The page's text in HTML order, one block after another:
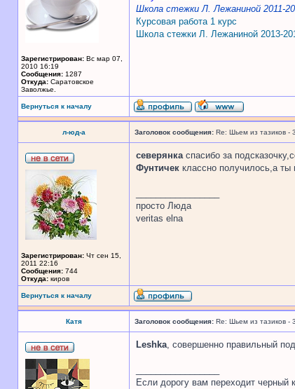
Зарегистрирован: Вс мар 07,
2010 16:19
Сообщения: 1287
Откуда: Саратовское
Заволжье.
Школа стежки Л. Лежаниной 2011-
Курсовая работа 1 курс
Школа стежки Л. Лежаниной 2013-
Вернуться к началу
л-юд-а Заголовок сообщения: Re: Шьем из тазиков - 3
Зарегистрирован: Чт сен 15,
2011 22:16
Сообщения: 744
Откуда: киров
северянкаспасибо за
Фунтичек классно получилось,а ты
просто Люда
veritas elna
Вернуться к началу
Катя Заголовок сообщения: Re: Шьем из тазиков - 3
Leshka, совершенно правильный
Если дорогу вам переходит черный